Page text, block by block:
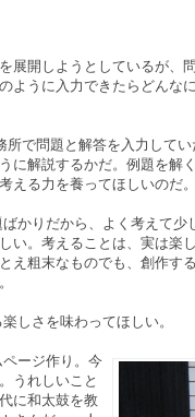
開しようとしているが、
ように入力できたらどんな
で問題と解答を入力して
に解説するかだ。例題を解
える力を養ってほしいのだ
かりだから、よく考えて少
い。考えることは、実は楽
え粗末なものでも、創作す
しさを味わってほしい。
ページ作り。今
うれしいこと
に和太鼓を教